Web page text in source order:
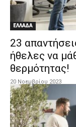
ΕΛΛΑΔΑ
23
ήθελες να
θερμότητας!
20 Νοεμβρίου 2023